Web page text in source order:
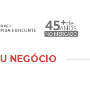
NEGÓCIO